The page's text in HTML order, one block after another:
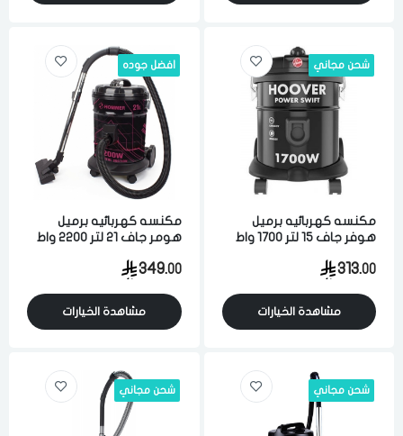
شحن مجاني
مكنسه كهربائيه برميل
هوفر جاف 15 لتر 1700 واط
والسوائل اسود
313.00
مشاهدة الخيارات
افضل جوده
مكنسه كهربائيه برميل
هومر جاف 21 لتر 2200 واط
متعدد الالوان
349.00
مشاهدة الخيارات
شحن مجاني شحن مجاني